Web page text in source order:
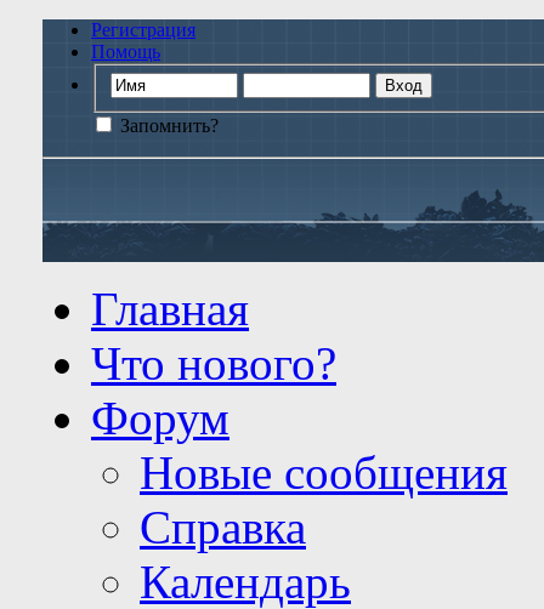
Регистрация
Помощь
Запомнить?
Главная
Что нового?
Форум
Новые сообщения
Справка
Календарь